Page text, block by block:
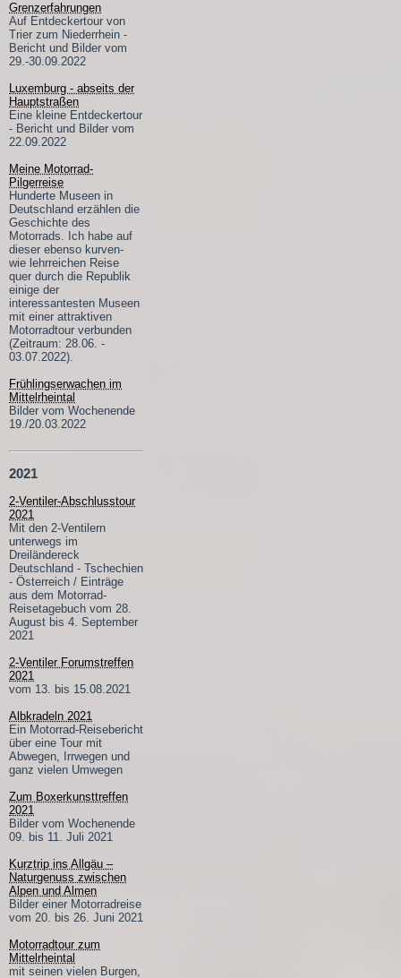
Grenzerfahrungen
Auf Entdeckertour von
Trier zum Niederrhein -
Bericht und Bilder vom
29.-30.09.2022
Luxemburg - abseits der
Hauptstraßen
Eine kleine Entdeckertour
- Bericht und Bilder vom
22.09.2022
Meine Motorrad-
Pilgerreise
Hunderte Museen in
Deutschland erzählen die
Geschichte des
Motorrads. Ich habe auf
dieser ebenso kurven-
wie lehrreichen Reise
quer durch die Republik
einige der
interessantesten Museen
mit einer attraktiven
Motorradtour verbunden
(Zeitraum: 28.06. -
03.07.2022).
Frühlingserwachen im
Mittelrheintal
Bilder vom Wochenende
19./20.03.2022
2021
2-Ventiler-Abschlusstour
2021
Mit den 2-Ventilern
unterwegs im
Dreiländereck
Deutschland - Tschechien
- Österreich / Einträge
aus dem Motorrad-
Reisetagebuch vom 28.
August bis 4. September
2021
2-Ventiler Forumstreffen
2021
vom 13. bis 15.08.2021
Albkradeln 2021
Ein Motorrad-Reisebericht
über eine Tour mit
Abwegen, Irrwegen und
ganz vielen Umwegen
Zum Boxerkunsttreffen
2021
Bilder vom Wochenende
09. bis 11. Juli 2021
Kurztrip ins Allgäu –
Naturgenuss zwischen
Alpen und Almen
Bilder einer Motorradreise
vom 20. bis 26. Juni 2021
Motorradtour zum
Mittelrheintal
mit seinen vielen Burgen,